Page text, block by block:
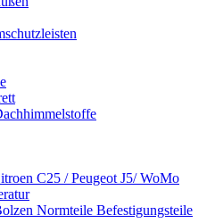
C25 / Peugeot J5/ WoMo
Normteile Befestigungsteile